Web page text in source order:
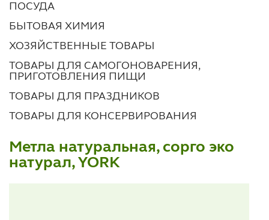
ПОСУДА
БЫТОВАЯ ХИМИЯ
ХОЗЯЙСТВЕННЫЕ ТОВАРЫ
ТОВАРЫ ДЛЯ САМОГОНОВАРЕНИЯ,
ПРИГОТОВЛЕНИЯ ПИЩИ
ТОВАРЫ ДЛЯ ПРАЗДНИКОВ
ТОВАРЫ ДЛЯ КОНСЕРВИРОВАНИЯ
Метла натуральная, сорго эко
натурал, YORK